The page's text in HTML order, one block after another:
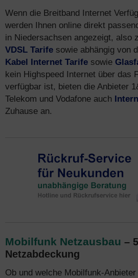
Wenn die Breitband Internet
werden Ihnen online direkt
in Niedersachsen angezeigt, also
VDSL Tarife sowie abhängig von
Kabel Internet Tarife sowie
kein Highspeed Internet über das
verfügbar ist, bieten die Anbieter
Telekom und Vodafone auch
Zuhause an.
Mobilfunk Netzausbau –
Netzabdeckung
Ob und welche Mobilfunk-